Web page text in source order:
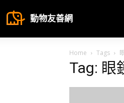
動物友善網
Home Tags
Tag: 眼